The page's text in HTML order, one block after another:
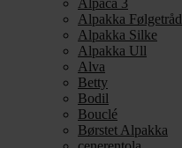
Alpaca 3
Alpakka Følgetråd
Alpakka Silke
Alpakka Ull
Alva
Betty
Bodil
Bouclé
Børstet Alpakka